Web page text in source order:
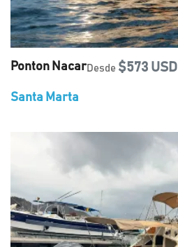
Ponton NacarDesde $573 USD
Santa Marta